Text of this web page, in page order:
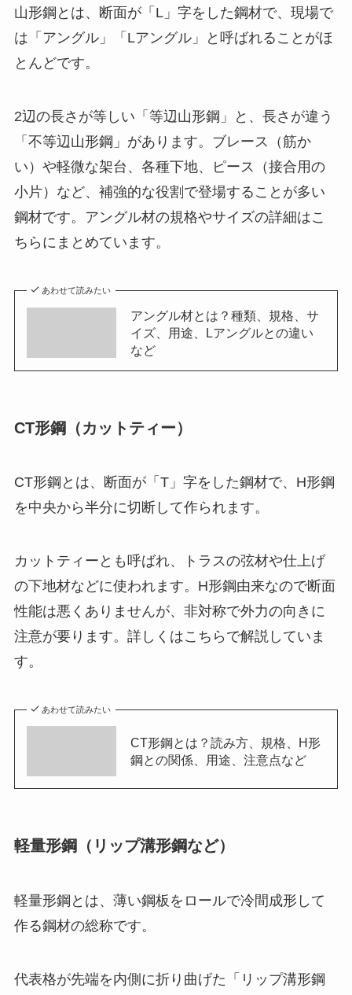
山形鋼とは、断面が「L」字をした鋼材で、現場で
は「アングル」「Lアングル」と呼ばれることがほ
とんどです。
2辺の長さが等しい「等辺山形鋼」と、長さが違う
「不等辺山形鋼」があります。ブレース（筋か
い）や軽微な架台、各種下地、ピース（接合用の
小片）など、補強的な役割で登場することが多い
鋼材です。アングル材の規格やサイズの詳細はこ
ちらにまとめています。
あわせて読みたい
アングル材とは？種類、規格、サ
イズ、用途、Lアングルとの違い
など
CT形鋼（カットティー）
CT形鋼とは、断面が「T」字をした鋼材で、H形鋼
を中央から半分に切断して作られます。
カットティーとも呼ばれ、トラスの弦材や仕上げ
の下地材などに使われます。H形鋼由来なので断面
性能は悪くありませんが、非対称で外力の向きに
注意が要ります。詳しくはこちらで解説していま
す。
あわせて読みたい
CT形鋼とは？読み方、規格、H形
鋼との関係、用途、注意点など
軽量形鋼（リップ溝形鋼など）
軽量形鋼とは、薄い鋼板をロールで冷間成形して
作る鋼材の総称です。
代表格が先端を内側に折り曲げた「リップ溝形鋼